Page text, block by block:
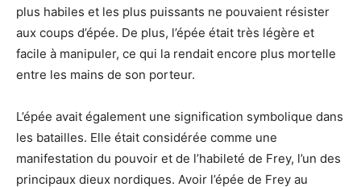
plus habiles et les plus puissants ne pouvaient résister
aux coups d’épée. De plus, l’épée était très légère et
facile à manipuler, ce qui la rendait encore plus mortelle
entre les mains de son porteur.
L’épée avait également une signification symbolique dans
les batailles. Elle était considérée comme une
manifestation du pouvoir et de l’habileté de Frey, l’un des
principaux dieux nordiques. Avoir l’épée de Frey au